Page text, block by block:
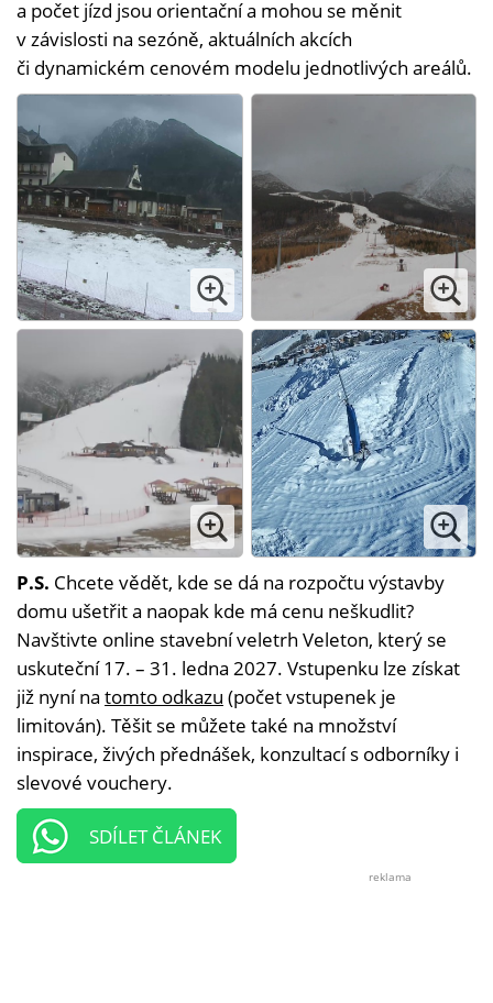
a počet jízd jsou orientační a mohou se měnit
v závislosti na sezóně, aktuálních akcích
či dynamickém cenovém modelu jednotlivých areálů.
P.S. Chcete vědět, kde se dá na rozpočtu výstavby
domu ušetřit a naopak kde má cenu neškudlit?
Navštivte online stavební veletrh Veleton, který se
uskuteční 17. – 31. ledna 2027. Vstupenku lze získat
již nyní na tomto odkazu (počet vstupenek je
limitován). Těšit se můžete také na množství
inspirace, živých přednášek, konzultací s odborníky i
slevové vouchery.
SDÍLET ČLÁNEK
reklama